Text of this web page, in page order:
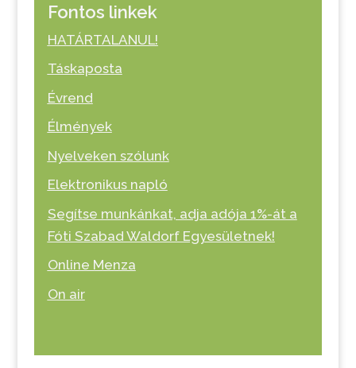
Fontos linkek
HATÁRTALANUL!
Táskaposta
Évrend
Élmények
Nyelveken szólunk
Elektronikus napló
Segítse munkánkat, adja adója 1%-át a
Fóti Szabad Waldorf Egyesületnek!
Online Menza
On air